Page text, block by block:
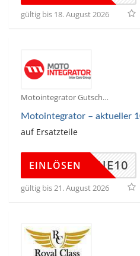
gültig bis 18. August 2026
Motointegrator Gutscheine
Motointegrator – aktueller
auf Ersatzteile
SONNE10
EINLÖSEN
gültig bis 21. August 2026